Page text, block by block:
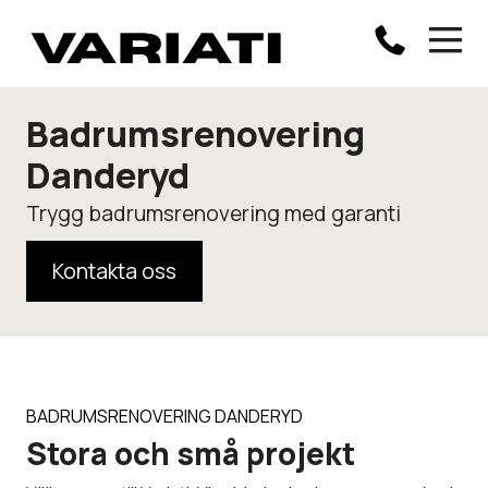
Badrumsrenovering
Danderyd
Trygg badrumsrenovering med garanti
Kontakta oss
BADRUMSRENOVERING DANDERYD
Stora och små projekt